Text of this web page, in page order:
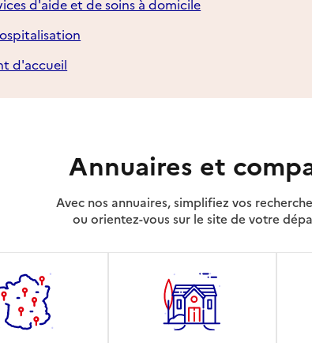
d'aide et de soins à domicile
d'accueil
Annuaires et
Avec nos annuaires, simplifiez vos
ou orientez-vous sur le site de votre